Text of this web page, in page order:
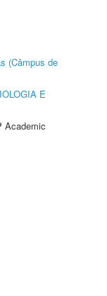
(Câmpus de
E
Academic